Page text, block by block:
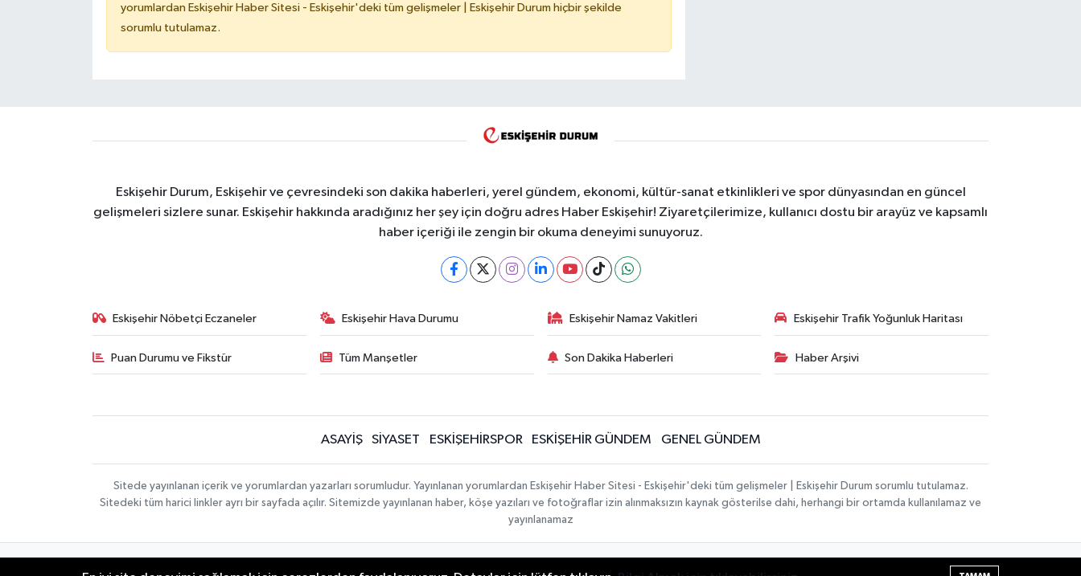
yorumlardan Eskişehir Haber Sitesi - Eskişehir'deki tüm gelişmeler | Eskişehir Durum hiçbir şekilde
sorumlu tutulamaz.
Eskişehir Durum, Eskişehir ve çevresindeki son dakika haberleri, yerel gündem, ekonomi, kültür-sanat etkinlikleri ve spor dünyasından en güncel
gelişmeleri sizlere sunar. Eskişehir hakkında aradığınız her şey için doğru adres Haber Eskişehir! Ziyaretçilerimize, kullanıcı dostu bir arayüz ve kapsamlı
haber içeriği ile zengin bir okuma deneyimi sunuyoruz.
Eskişehir Nöbetçi Eczaneler Eskişehir Hava Durumu Eskişehir Namaz Vakitleri Eskişehir Trafik Yoğunluk Haritası
Puan Durumu ve Fikstür Tüm Manşetler Son Dakika Haberleri Haber Arşivi
ASAYİŞ SİYASET ESKİŞEHİRSPOR ESKİŞEHİR GÜNDEM GENEL GÜNDEM
Sitede yayınlanan içerik ve yorumlardan yazarları sorumludur. Yayınlanan yorumlardan Eskişehir Haber Sitesi - Eskişehir'deki tüm gelişmeler | Eskişehir Durum sorumlu tutulamaz.
Sitedeki tüm harici linkler ayrı bir sayfada açılır. Sitemizde yayınlanan haber, köşe yazıları ve fotoğraflar izin alınmaksızın kaynak gösterilse dahi, herhangi bir ortamda kullanılamaz ve
yayınlanamaz
Haber Yazılımı: | Copyright © 2026